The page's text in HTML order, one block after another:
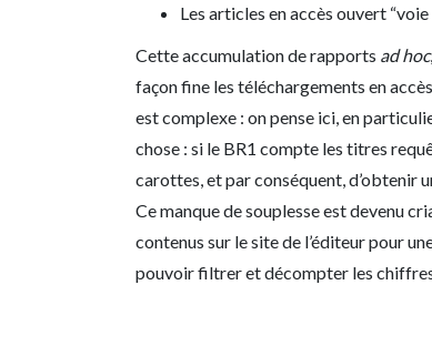
Les articles en accès ouvert
Cette accumulation de rapports ad hoc
façon fine les téléchargements en
est complexe : on pense ici, en
chose : si le BR1 compte les titres
carottes, et par conséquent, d’obtenir
Ce manque de souplesse est devenu
contenus sur le site de l’éditeur pour
pouvoir filtrer et décompter les chiffres